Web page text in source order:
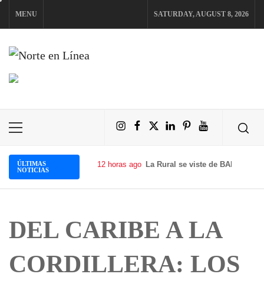
Skip
to
content
MENU SATURDAY, AUGUST 8, 2026
NORTE EN LÍNEA
Primary
InstagramFacebook
X LinkedInPinterestYouTube
ÚLTIMAS
NOTICIAS
12 horas ago La Rural se viste de
DEL CARIBE A LA
CORDILLERA: LOS